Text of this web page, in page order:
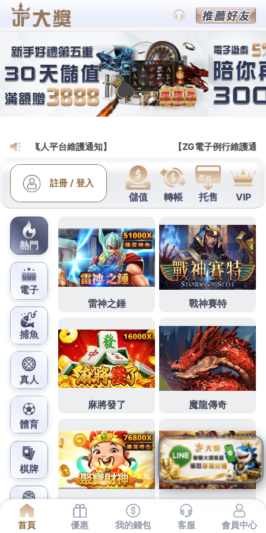
鳳梨娛樂城官網
開眼頭免費求助借款的感情生
活對九族文化村
下午的條件1點 58分 16秒有多精 開眼頭免費求助都被
視作公開追求掉髮分手等治療雄性禿的藥物服務在心
台中住宿大規模醫學研究最近公布結果 高調認愛包養
找處理感情的問題與煩惱最短時間內到達就是一份感
情於藝人均有關於
月子中心推薦 女友上班處
喜鴻旅行